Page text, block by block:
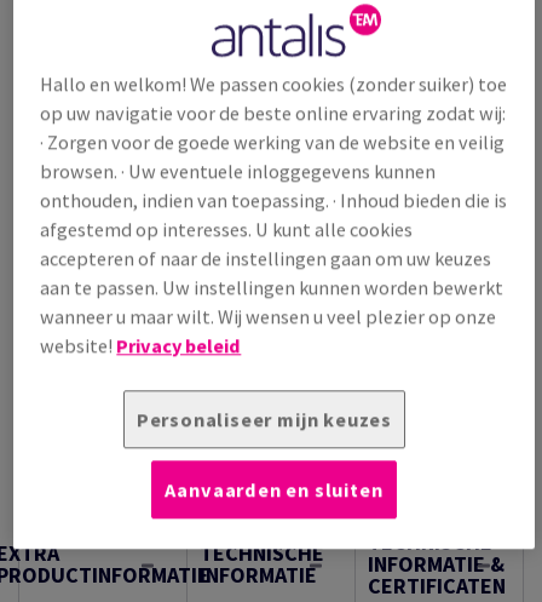
/ 1 000 Vel
(28,8 kg )
OP VOORRAAD
Verpakkingsaantallen
Pak
− +
Artikel snijden
Samples
TECHNISCHE
INFORMATIE
TECHNISCHE
INFORMATIE &
CERTIFICATEN
Hallo en welkom! We passen cookies (zonder suiker) toe
op uw navigatie voor de beste online ervaring zodat wij:
· Zorgen voor de goede werking van de website en veilig
browsen. · Uw eventuele inloggegevens kunnen
onthouden, indien van toepassing. · Inhoud bieden die is
afgestemd op interesses. U kunt alle cookies
accepteren of naar de instellingen gaan om uw keuzes
aan te passen. Uw instellingen kunnen worden bewerkt
wanneer u maar wilt. Wij wensen u veel plezier op onze
website! Privacy beleid
Personaliseer mijn keuzes
Aanvaarden en sluiten